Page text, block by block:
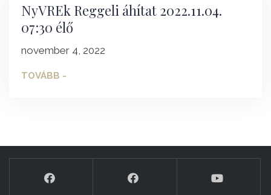
NyVREk Reggeli áhítat 2022.11.04.
07:30 élő
november 4, 2022
TOVÁBB -